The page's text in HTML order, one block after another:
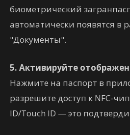
биометрический
автоматически появятся в
"Документы".
5. Активируйте
Нажмите на паспорт в
разрешите доступ к NFC-
ID/Touch ID — это